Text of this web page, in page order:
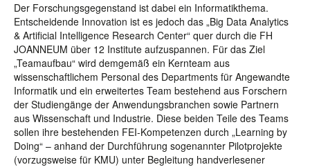
Der Forschungsgegenstand ist dabei ein Informatikthema.
Entscheidende Innovation ist es jedoch das „Big Data Analytics
& Artificial Intelligence Research Center“ quer durch die FH
JOANNEUM über 12 Institute aufzuspannen. Für das Ziel
„Teamaufbau“ wird demgemäß ein Kernteam aus
wissenschaftlichem Personal des Departments für Angewandte
Informatik und ein erweitertes Team bestehend aus Forschern
der Studiengänge der Anwendungsbranchen sowie Partnern
aus Wissenschaft und Industrie. Diese beiden Teile des Teams
sollen ihre bestehenden FEI-Kompetenzen durch „Learning by
Doing“ – anhand der Durchführung sogenannter Pilotprojekte
(vorzugsweise für KMU) unter Begleitung handverlesener